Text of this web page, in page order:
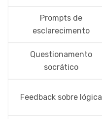
Prompts de
esclarecimento
Questionamento
socrático
Feedback sobre lógica